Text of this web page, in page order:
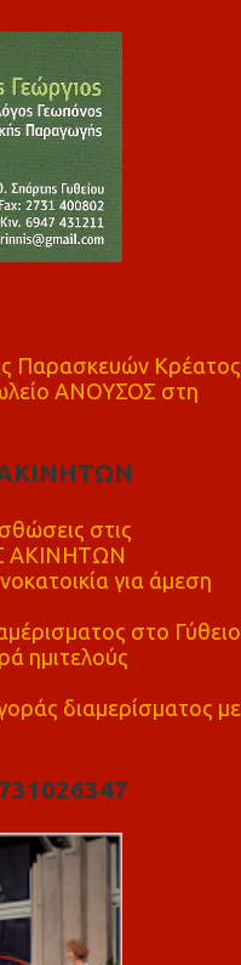
Παρασκευών Κρέατος
ΑΝΟΥΣΟΣ στη
ΑΚΙΝΗΤΩΝ
στις
ΑΚΙΝΗΤΩΝ
για άμεση
στο Γύθειο
ημιτελούς
διαμερίσματος με